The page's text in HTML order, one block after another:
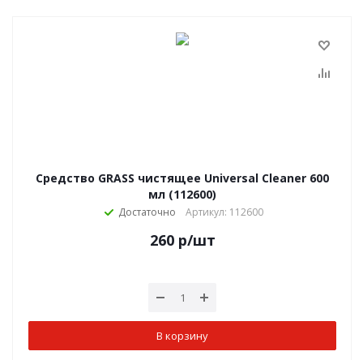
Средство GRASS чистящее Universal Cleaner 600
мл (112600)
Достаточно Артикул: 112600
260р/шт
В корзину